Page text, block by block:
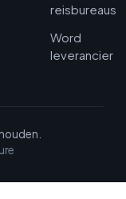
reisbureaus
Word
leverancier